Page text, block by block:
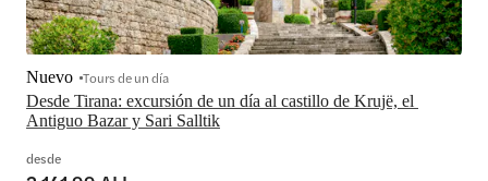
Desde Tirana: excursión de un día al castillo de Krujë, el
Antiguo Bazar y Sari Salltik
Nuevo Tours de un día
desde